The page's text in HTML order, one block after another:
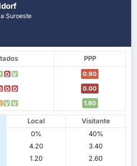
Suroeste
PPP
D V 0.90
D D 0.00
V V 1.80
Local
Visitante
0%
40%
4.20
3.40
1.20
2.60